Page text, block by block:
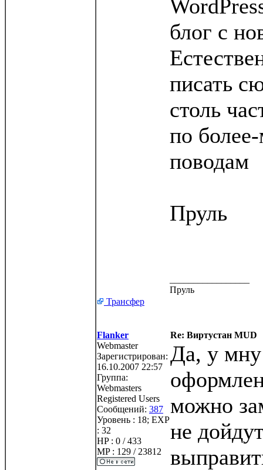
блог с
писать
столь
по
поводам
Пруль
Пруль
Трансфер
Flanker
Re: Виртустан MUD
Webmaster
Зарегистрирован:
16.10.2007 22:57
Группа:
Webmasters
Registered Users
Сообщений: 387
Уровень : 18; EXP
: 32
HP : 0 / 433
MP : 129 / 23812
Да, у
можно
не